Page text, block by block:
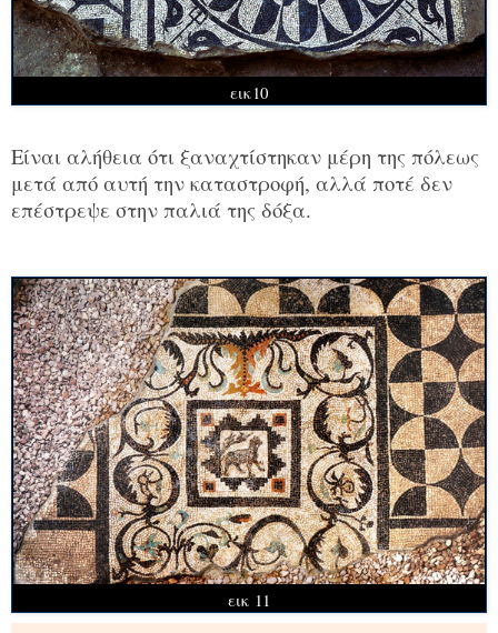
εικ10
Είναι αλήθεια ότι ξαναχτίστηκαν μέρη της πόλεως
μετά από αυτή την καταστροφή, αλλά ποτέ δεν
επέστρεψε στην παλιά της δόξα.
εικ 11